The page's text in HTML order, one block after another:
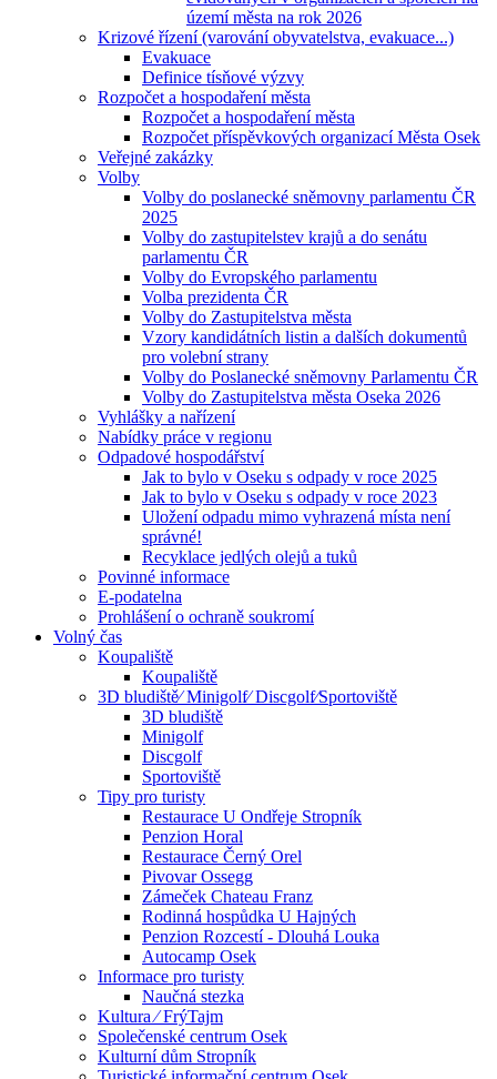
území města na rok 2026
Krizové řízení (varování obyvatelstva, evakuace...)
Evakuace
Definice tísňové výzvy
Rozpočet a hospodaření města
Rozpočet a hospodaření města
Rozpočet příspěvkových organizací Města Osek
Veřejné zakázky
Volby
Volby do poslanecké sněmovny parlamentu ČR
2025
Volby do zastupitelstev krajů a do senátu
parlamentu ČR
Volby do Evropského parlamentu
Volba prezidenta ČR
Volby do Zastupitelstva města
Vzory kandidátních listin a dalších dokumentů
pro volební strany
Volby do Poslanecké sněmovny Parlamentu ČR
Volby do Zastupitelstva města Oseka 2026
Vyhlášky a nařízení
Nabídky práce v regionu
Odpadové hospodářství
Jak to bylo v Oseku s odpady v roce 2025
Jak to bylo v Oseku s odpady v roce 2023
Uložení odpadu mimo vyhrazená místa není
správné!
Recyklace jedlých olejů a tuků
Povinné informace
E-podatelna
Prohlášení o ochraně soukromí
Volný čas
Koupaliště
Koupaliště
3D bludiště⁄ Minigolf⁄ Discgolf⁄Sportoviště
3D bludiště
Minigolf
Discgolf
Sportoviště
Tipy pro turisty
Restaurace U Ondřeje Stropník
Penzion Horal
Restaurace Černý Orel
Pivovar Ossegg
Zámeček Chateau Franz
Rodinná hospůdka U Hajných
Penzion Rozcestí - Dlouhá Louka
Autocamp Osek
Informace pro turisty
Naučná stezka
Kultura ⁄ FrýTajm
Společenské centrum Osek
Kulturní dům Stropník